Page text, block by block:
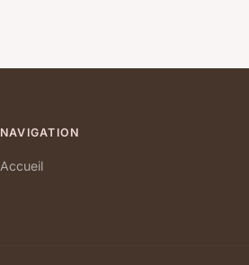
NAVIGATION
Accueil